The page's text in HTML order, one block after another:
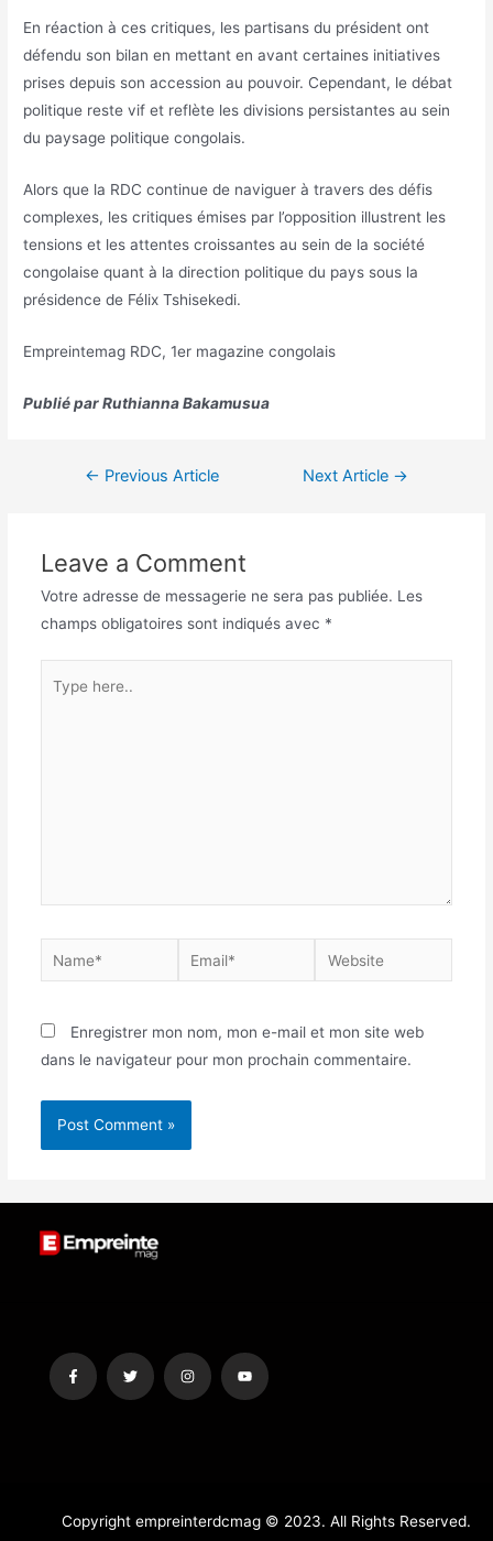
En réaction à ces critiques, les partisans du président ont
défendu son bilan en mettant en avant certaines initiatives
prises depuis son accession au pouvoir. Cependant, le débat
politique reste vif et reflète les divisions persistantes au sein
du paysage politique congolais.
Alors que la RDC continue de naviguer à travers des défis
complexes, les critiques émises par l’opposition illustrent les
tensions et les attentes croissantes au sein de la société
congolaise quant à la direction politique du pays sous la
présidence de Félix Tshisekedi.
Empreintemag RDC, 1er magazine congolais
Publié par Ruthianna Bakamusua
← Previous Article Next Article →
Leave a Comment
Votre adresse de messagerie ne sera pas publiée. Les
champs obligatoires sont indiqués avec *
Enregistrer mon nom, mon e-mail et mon site web
dans le navigateur pour mon prochain commentaire.
Copyright empreinterdcmag © 2023. All Rights Reserved.